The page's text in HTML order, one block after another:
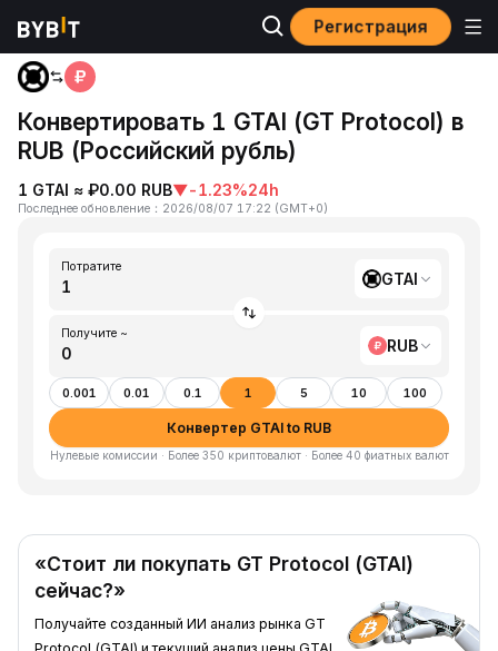
Регистрация
Главная
Конвертировать 1 GTAI (GT Protocol) в
RUB (Российский рубль)
1 GTAI ≈ ₽0.00 RUB▼-1.23%24h
Последнее обновление ： 2026/08/07 17:22 (GMT+0)
Потратите
GTAI
Получите ~
RUB
0.001 0.01 0.1 1 5 10 100
Конвертер GTAI to RUB
Нулевые комиссии · Более 350 криптовалют · Более 40 фиатных валют
«Стоит ли покупать GT Protocol (GTAI)
сейчас?»
Получайте созданный ИИ анализ рынка GT
Protocol (GTAI) и текущий анализ цены GTAI